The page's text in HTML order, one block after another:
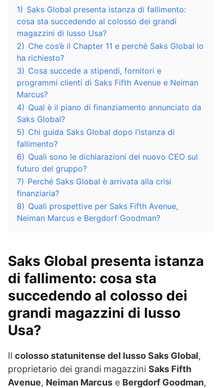
1) Saks Global presenta istanza di fallimento:
cosa sta succedendo al colosso dei grandi
magazzini di lusso Usa?
2) Che cos’è il Chapter 11 e perché Saks Global lo
ha richiesto?
3) Cosa succede a stipendi, fornitori e
programmi clienti di Saks Fifth Avenue e Neiman
Marcus?
4) Qual è il piano di finanziamento annunciato da
Saks Global?
5) Chi guida Saks Global dopo l’istanza di
fallimento?
6) Quali sono le dichiarazioni del nuovo CEO sul
futuro del gruppo?
7) Perché Saks Global è arrivata alla crisi
finanziaria?
8) Quali prospettive per Saks Fifth Avenue,
Neiman Marcus e Bergdorf Goodman?
Saks Global presenta istanza
di fallimento: cosa sta
succedendo al colosso dei
grandi magazzini di lusso
Usa?
Il colosso statunitense del lusso Saks Global,
proprietario dei grandi magazzini Saks Fifth
Avenue, Neiman Marcus e Bergdorf Goodman,